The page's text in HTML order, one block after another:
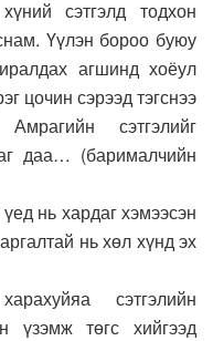
сэтгэлд тодхон
Үүлэн бороо буюу
агшинд хоёул
цочин сэрээд тэгснээ
сэтгэлийг
даа… (барималчийн
нь хардаг хэмээсэн
нь хөл хүнд эх
сэтгэлийн
үзэмж төгс хийгээд